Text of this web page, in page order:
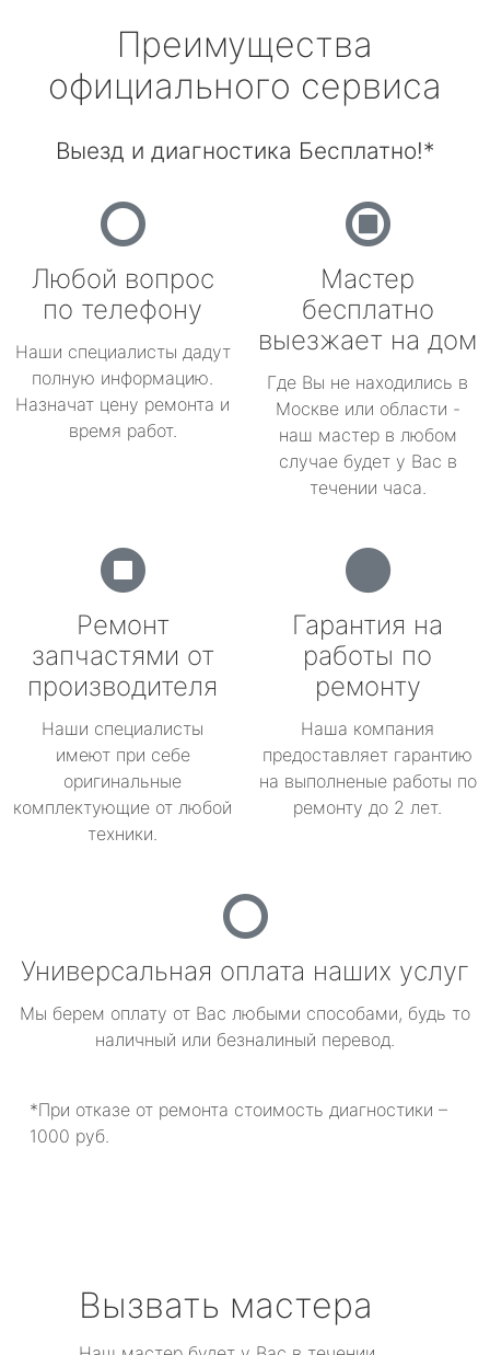
Преимущества
официального сервиса
Выезд и диагностика Бесплатно!*
Любой вопрос
по телефону
Наши специалисты дадут
полную информацию.
Назначат цену ремонта и
время работ.
Мастер
бесплатно
выезжает на дом
Где Вы не находились в
Москве или области -
наш мастер в любом
случае будет у Вас в
течении часа.
Ремонт
запчастями от
производителя
Наши специалисты
имеют при себе
оригинальные
комплектующие от любой
техники.
Гарантия на
работы по
ремонту
Наша компания
предоставляет гарантию
на выполненые работы по
ремонту до 2 лет.
Универсальная оплата наших услуг
Мы берем оплату от Вас любыми способами, будь то
наличный или безналиный перевод.
*При отказе от ремонта стоимость диагностики –
1000 руб.
Вызвать мастера